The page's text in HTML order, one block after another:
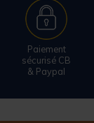
Paiement
sécurisé CB
& Paypal